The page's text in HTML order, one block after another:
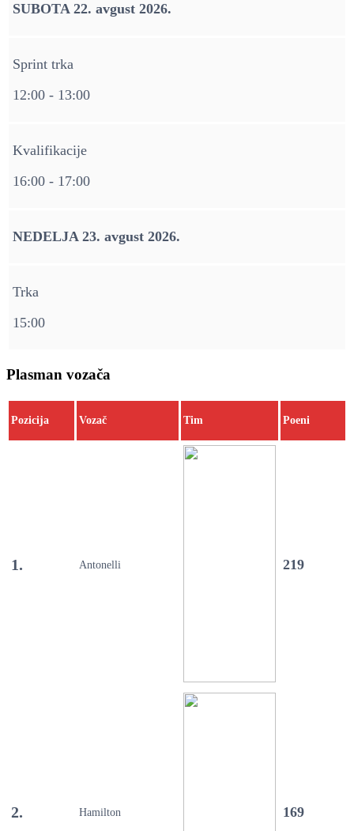
SUBOTA 22. avgust 2026.
Sprint trka
12:00 - 13:00
Kvalifikacije
16:00 - 17:00
NEDELJA 23. avgust 2026.
Trka
15:00
Plasman vozača
Pozicija Vozač Tim Poeni
1. Antonelli 219
2. Hamilton 169